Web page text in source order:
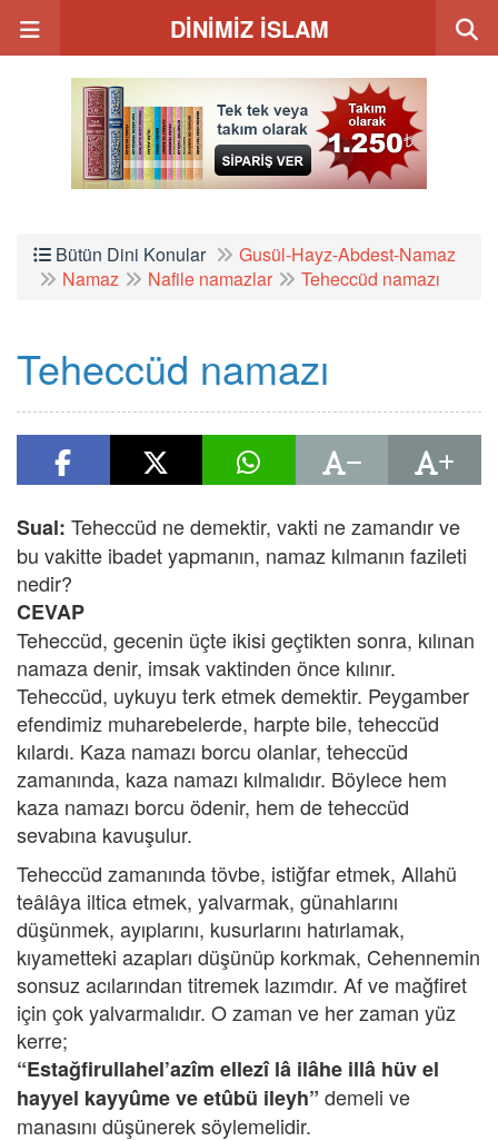
DİNİMİZ İSLAM
Bütün Dini Konular
Gusül-Hayz-Abdest-Namaz
Namaz
Nafile namazlar Teheccüd namazı
Teheccüd namazı
Sual: Teheccüd ne demektir, vakti ne zamandır ve
bu vakitte ibadet yapmanın, namaz kılmanın fazileti
nedir?
CEVAP
Teheccüd, gecenin üçte ikisi geçtikten sonra, kılınan
namaza denir, imsak vaktinden önce kılınır.
Teheccüd, uykuyu terk etmek demektir. Peygamber
efendimiz muharebelerde, harpte bile, teheccüd
kılardı. Kaza namazı borcu olanlar, teheccüd
zamanında, kaza namazı kılmalıdır. Böylece hem
kaza namazı borcu ödenir, hem de teheccüd
sevabına kavuşulur.
Teheccüd zamanında tövbe, istiğfar etmek, Allahü
teâlâya iltica etmek, yalvarmak, günahlarını
düşünmek, ayıplarını, kusurlarını hatırlamak,
kıyametteki azapları düşünüp korkmak, Cehennemin
sonsuz acılarından titremek lazımdır. Af ve mağfiret
için çok yalvarmalıdır. O zaman ve her zaman yüz
kerre;
“Estağfirullahel’azîm ellezî lâ ilâhe illâ hüv el
hayyel kayyûme ve etûbü ileyh” demeli ve
manasını düşünerek söylemelidir.